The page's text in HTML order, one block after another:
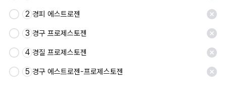
2 경피 에스트로젠
3 경구 프로제스토젠
4 경질 프로제스토젠
5 경구 에스트로젠-프로제스토젠